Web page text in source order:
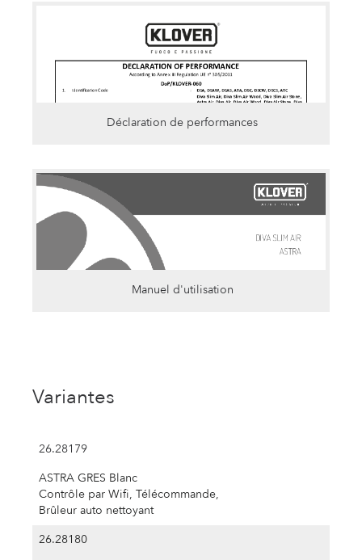
Déclaration de performances
Manuel d'utilisation
Variantes
26.28179
ASTRA GRES Blanc
Contrôle par Wifi, Télécommande,
Brûleur auto nettoyant
26.28180